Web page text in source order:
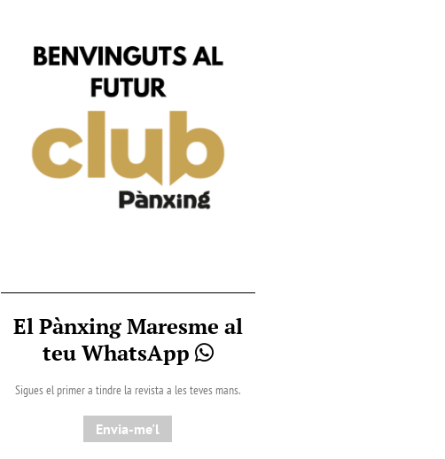
El Pànxing Maresme al
teu WhatsApp
Sigues el primer a tindre la revista a les teves mans.
Envia-me'l